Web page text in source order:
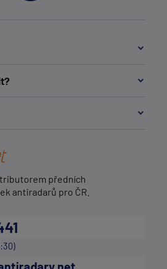
předních
antiradarů pro ČR.